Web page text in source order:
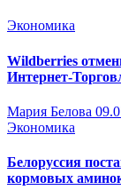
Экономика
Wildberries
Интернет-
Мария Белова
Экономика
Белоруссия
кормовых